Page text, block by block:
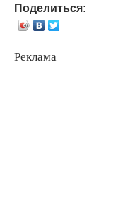
Поделиться:
Реклама